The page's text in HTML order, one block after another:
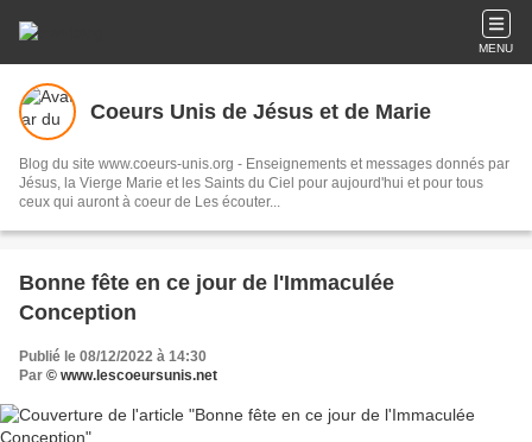
MENU
Coeurs Unis de Jésus et de Marie
Blog du site www.coeurs-unis.org - Enseignements et messages donnés par
Jésus, la Vierge Marie et les Saints du Ciel pour aujourd'hui et pour tous
ceux qui auront à coeur de Les écouter...
Bonne fête en ce jour de l'Immaculée
Conception
Publié le 08/12/2022 à 14:30
Par © www.lescoeursunis.net